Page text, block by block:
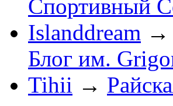
Спортивный
Islanddream →
Блог им.
Tihii →